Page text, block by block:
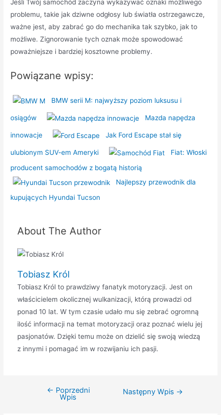
Jeśli Twój samochód zaczyna wykazywać oznaki możliwego
problemu, takie jak dziwne odgłosy lub światła ostrzegawcze,
ważne jest, aby zabrać go do mechanika tak szybko, jak to
możliwe. Zignorowanie tych oznak może spowodować
poważniejsze i bardziej kosztowne problemy.
Powiązane wpisy:
BMW serii M: najwyższy poziom luksusu i
osiągów Mazda napędza
innowacje Jak Ford Escape stał się
ulubionym SUV-em Ameryki
Fiat: Włoski
producent samochodów z bogatą historią
Najlepszy przewodnik dla
kupujących Hyundai Tucson
About The Author
Tobiasz Król
Tobiasz Król to prawdziwy fanatyk motoryzacji. Jest on
właścicielem okolicznej wulkanizacji, którą prowadzi od
ponad 10 lat. W tym czasie udało mu się zebrać ogromną
ilość informacji na temat motoryzacji oraz poznać wielu jej
pasjonatów. Dzięki temu może on dzielić się swoją wiedzą
z innymi i pomagać im w rozwijaniu ich pasji.
Nawigacja
← Poprzedni
Wpis
Następny Wpis →